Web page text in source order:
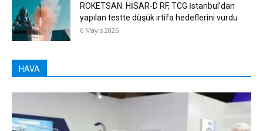
ROKETSAN: HİSAR-D RF, TCG İstanbul’dan
yapılan testte düşük irtifa hedeflerini vurdu
6 Mayıs 2026
HAVA